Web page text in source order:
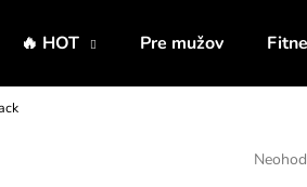
🔥 HOT Pre mužov